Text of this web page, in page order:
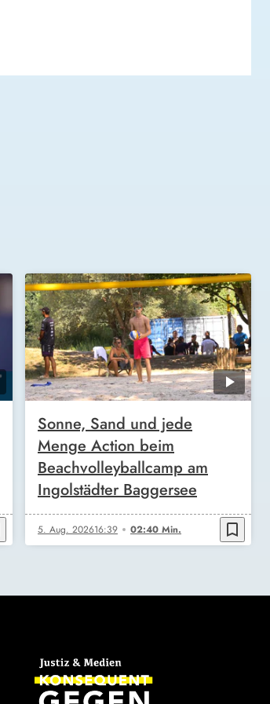
Sonne, Sand und jede
Menge Action beim
Beachvolleyballcamp am
Ingolstädter Baggersee
5. Aug. 202616:39 02:40 Min. bookmark_border